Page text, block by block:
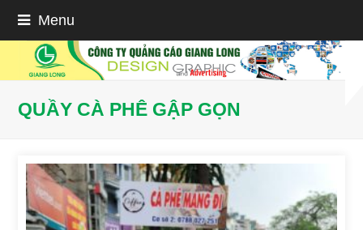
Menu
QUẦY CÀ PHÊ GẬP GỌN